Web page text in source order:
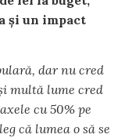
și un impact
dar nu cred
multă lume cred
cu 50% pe
că lumea o să se